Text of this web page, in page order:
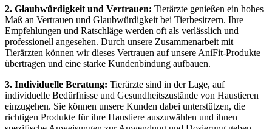
2. Glaubwürdigkeit und Vertrauen: ‍Tierärzte​ genießen ein hohes
Maß an Vertrauen und Glaubwürdigkeit bei ‍Tierbesitzern. Ihre
Empfehlungen und‌ Ratschläge ‌werden‍ oft als verlässlich und
professionell‌ angesehen. Durch unsere Zusammenarbeit mit
Tierärzten können wir dieses Vertrauen ‌auf unsere AniFit-Produkte
übertragen und eine starke Kundenbindung aufbauen.
3. Individuelle Beratung: Tierärzte sind in ⁣der Lage, auf
individuelle Bedürfnisse und Gesundheitszustände von Haustieren
einzugehen. Sie ⁢können unsere Kunden dabei unterstützen, die
richtigen Produkte für ihre Haustiere auszuwählen⁢ und ihnen